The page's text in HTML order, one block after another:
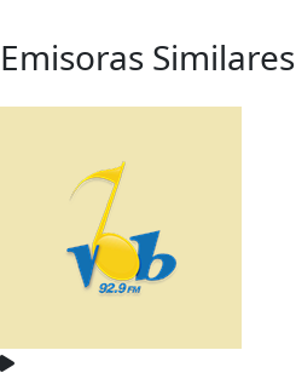
Emisoras Similares